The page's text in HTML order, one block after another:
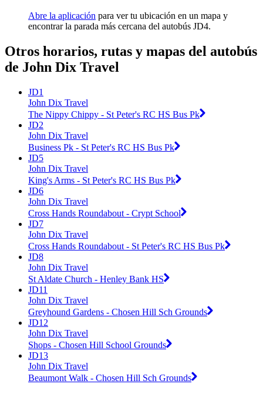
Abre la aplicación para ver tu ubicación en un mapa y
encontrar la parada más cercana del autobús JD4.
Otros horarios, rutas y mapas del autobús
de John Dix Travel
JD1
John Dix Travel
The Nippy Chippy - St Peter's RC HS Bus Pk
JD2
John Dix Travel
Business Pk - St Peter's RC HS Bus Pk
JD5
John Dix Travel
King's Arms - St Peter's RC HS Bus Pk
JD6
John Dix Travel
Cross Hands Roundabout - Crypt School
JD7
John Dix Travel
Cross Hands Roundabout - St Peter's RC HS Bus Pk
JD8
John Dix Travel
St Aldate Church - Henley Bank HS
JD11
John Dix Travel
Greyhound Gardens - Chosen Hill Sch Grounds
JD12
John Dix Travel
Shops - Chosen Hill School Grounds
JD13
John Dix Travel
Beaumont Walk - Chosen Hill Sch Grounds